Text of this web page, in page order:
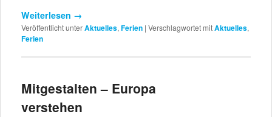
Weiterlesen →
Veröffentlicht unterAktuelles, Ferien | Verschlagwortet mitAktuelles,
Ferien
Mitgestalten – Europa
verstehen